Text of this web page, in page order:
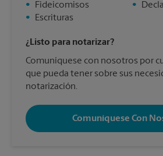
•
Fideicomisos
•
Escrituras
•
¿Listo para notarizar?
Comuníquese con nosotros por
que pueda tener sobre sus
notarización.
Comuníquese Con